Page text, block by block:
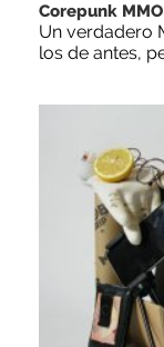
Corepunk
Un verdadero
los de antes,